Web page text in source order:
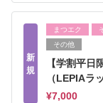
新
規
まつエク
その他
【学割平日
（LEPIAラ
¥7,000